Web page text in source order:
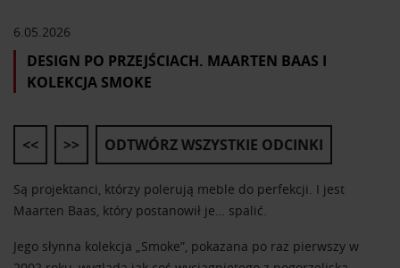
6.05.2026
DESIGN PO PRZEJŚCIACH. MAARTEN BAAS I
KOLEKCJA SMOKE
Są projektanci, którzy polerują meble do perfekcji. I jest
Maarten Baas, który postanowił je… spalić.
Jego słynna kolekcja „Smoke”, pokazana po raz pierwszy w
<< >> ODTWÓRZ WSZYSTKIE ODCINKI